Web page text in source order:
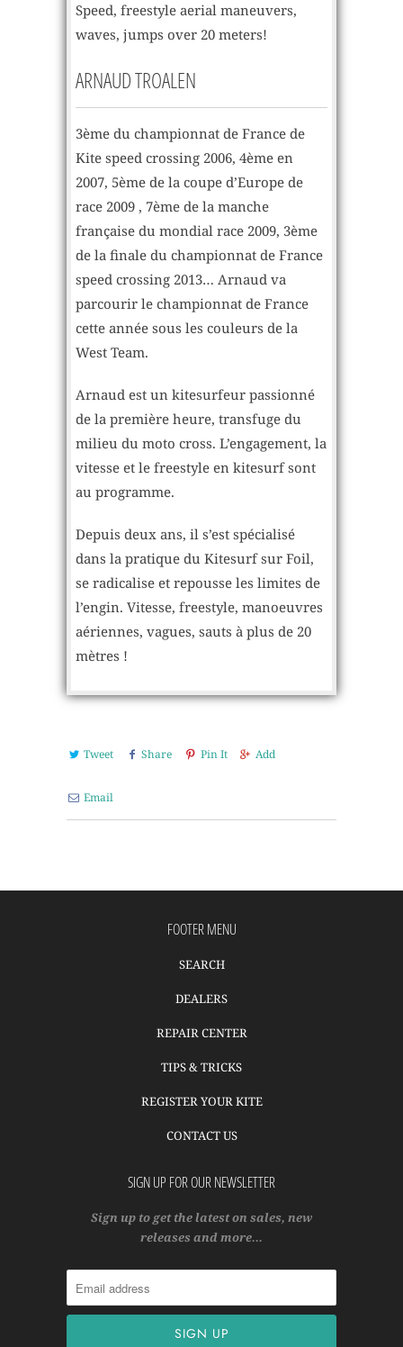
Speed​​, freestyle aerial maneuvers,
waves, jumps over 20 meters!
ARNAUD TROALEN
3ème du championnat de France de
Kite speed crossing 2006, 4ème en
2007, 5ème de la coupe d’Europe de
race 2009 , 7ème de la manche
française du mondial race 2009, 3ème
de la finale du championnat de France
speed crossing 2013… Arnaud va
parcourir le championnat de France
cette année sous les couleurs de la
West Team.
Arnaud est un kitesurfeur passionné
de la première heure, transfuge du
milieu du moto cross. L’engagement, la
vitesse et le freestyle en kitesurf sont
au programme.
Depuis deux ans, il s’est spécialisé
dans la pratique du Kitesurf sur Foil,
se radicalise et repousse les limites de
l’engin. Vitesse, freestyle, manoeuvres
aériennes, vagues, sauts à plus de 20
mètres !
Tweet Share Pin It Add
Email
FOOTER MENU
SEARCH
DEALERS
REPAIR CENTER
TIPS & TRICKS
REGISTER YOUR KITE
CONTACT US
SIGN UP FOR OUR NEWSLETTER
Sign up to get the latest on sales, new
releases and more…